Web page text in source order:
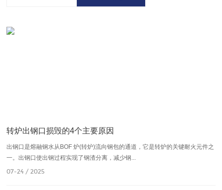
转炉出钢口损毁的4个主要原因
出钢口是熔融钢水从BOF 炉(转炉)流向钢包的通道，它是转炉的关键耐火元件之
一。出钢口使出钢过程实现了钢渣分离，减少钢...
07-24 / 2025